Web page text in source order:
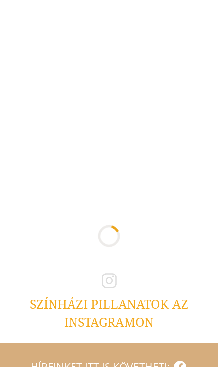
SZÍNHÁZI PILLANATOK AZ
INSTAGRAMON